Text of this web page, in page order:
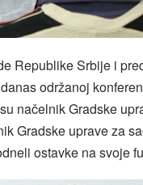
Republike Srbije i
održanoj
načelnik Gradske
Gradske uprave za
ostavke na svoje